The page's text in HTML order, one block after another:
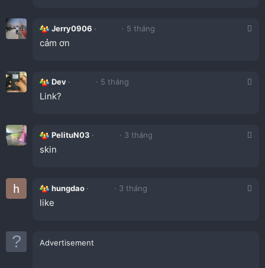
Jerry0906 5 tháng
cảm ơn
Dev 5 tháng
Link?
PelituN03 3 tháng
skin
hungdao 3 tháng
like
Advertisement